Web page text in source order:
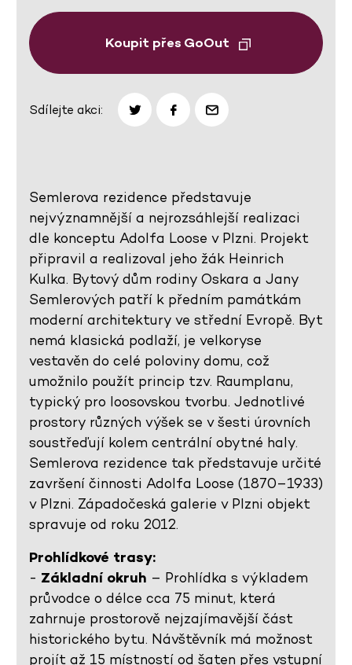
Koupit přes GoOut
Sdílejte akci:
Semlerova rezidence představuje
nejvýznamnější a nejrozsáhlejší realizaci
dle konceptu Adolfa Loose v Plzni. Projekt
připravil a realizoval jeho žák Heinrich
Kulka. Bytový dům rodiny Oskara a Jany
Semlerových patří k předním památkám
moderní architektury ve střední Evropě. Byt
nemá klasická podlaží, je velkoryse
vestavěn do celé poloviny domu, což
umožnilo použít princip tzv. Raumplanu,
typický pro loosovskou tvorbu. Jednotlivé
prostory různých výšek se v šesti úrovních
soustřeďují kolem centrální obytné haly.
Semlerova rezidence tak představuje určité
završení činnosti Adolfa Loose (1870–1933)
v Plzni. Západočeská galerie v Plzni objekt
spravuje od roku 2012.
Prohlídkové trasy:
- Základní okruh – Prohlídka s výkladem
průvodce o délce cca 75 minut, která
zahrnuje prostorově nejzajímavější část
historického bytu. Návštěvník má možnost
projít až 15 místností od šaten přes vstupní